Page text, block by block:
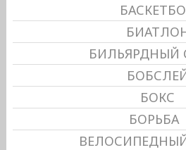
БИЛЬЯРДНЫЙ
БОКС
БОРЬБА